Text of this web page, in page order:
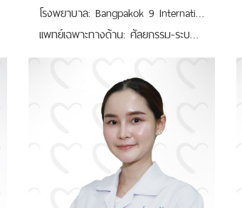
โรงพยาบาล: Bangpakok 9 International Hospital
เเพทย์เฉพาะทางด้าน: ศัลยกรรม-ระบบลำไส้ใหญ่และทวารหนัก